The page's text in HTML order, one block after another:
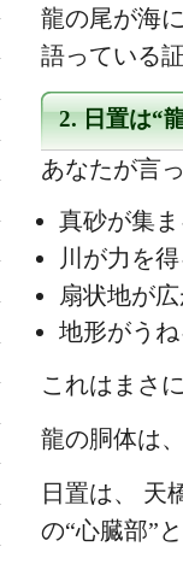
龍の尾が海
語っている
2. 日置は“
あなたが言
真砂が集
川が力を
扇状地が
地形がう
これはまさ
龍の胴体は
日置は、 天
の“心臓部”